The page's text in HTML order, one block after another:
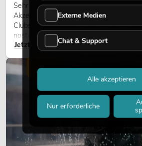
Sehr warmes Licht, sichtbare
Akzente prägen viele aktuelle
Clubs und bei Events. Retro-Licht ist
nostalgischer Effekt, sondern ein
Gestaltungsmittel: Es schafft
Charakter und kann technische LED-
wirken lassen.
Jetzt lesen
LICHT
Externe Medien
Chat & Support
Nur erforderliche
Alle akzeptieren